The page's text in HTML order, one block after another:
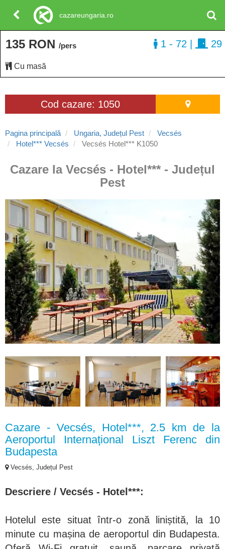
Cod cazare: 1050
Pagina principală Ungaria, Județul Pest
Vecsés
Hotel*** Vecsés
Vecsés Hotel*** K1050
Cazare la Vecsés - Hotel*** - Județul
Pest
Cazare - Vecsés, Hotel***, 2.5 km de la
Aeroportul Internațional Liszt Ferenc din
Budapesta
Vecsés, Județul Pest
Descriere / Vecsés - Hotel***:
Hotelul este situat într-o zonă liniștită, la 10
minute cu mașina de aeroportul din Budapesta.
135 RON /pers
Cu masă
1 - 72 29
cazareungaria.ro